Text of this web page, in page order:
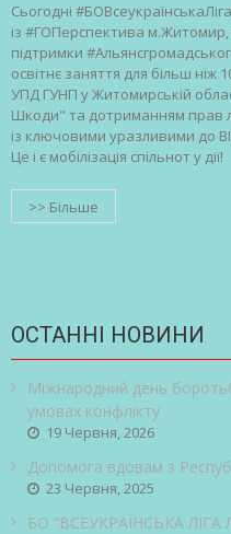
Сьогодні
із #ГОПерспектива м.Житомир,
підтримки
освітнє заняття для більш ніж
УПД ГУНП у Житомирській
Шкоди" та дотриманням прав
із ключовими уразливими до
Це і є мобілізація спільнот у дії!
>> Більше
ОСТАННІ НОВИНИ
Міжнародний день
умовах конфлікту
19 Червня, 2026
Допомога вдовам з
23 Червня, 2025
БО “ВСЕУКРАЇНСЬКА ЛІГА